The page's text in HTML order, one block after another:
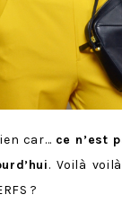
car… ce n’est
. Voilà
?